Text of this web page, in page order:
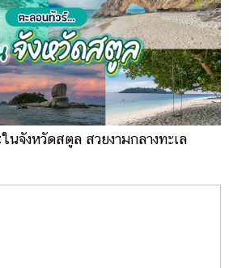
นจังหวัดสตูล สวยงามกลางทะเล